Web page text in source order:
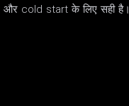
cold start के लिए सही है।